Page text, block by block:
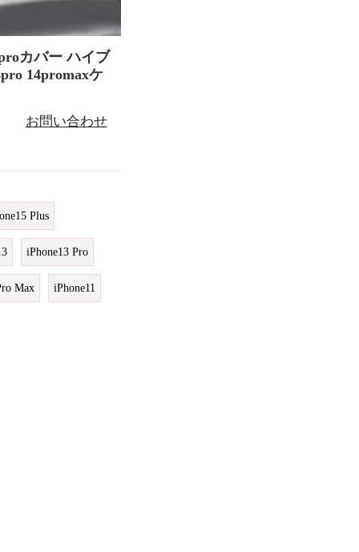
カバー ハイブ
14promaxケ
お問い合わせ
Plus
iPhone13 Pro
Max iPhone11